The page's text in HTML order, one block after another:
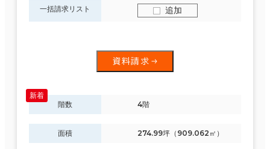
一括請求リスト 追加
資料請求
階数 4階
面積 274.99坪（909.062㎡）